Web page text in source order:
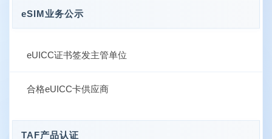
eSIM业务公示
eUICC证书签发主管单位
合格eUICC卡供应商
TAF产品认证